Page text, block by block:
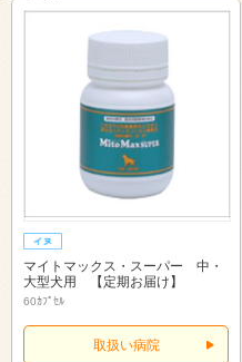
マイトマックス・スーパー 中・
大型犬用 【定期お届け】
60ｶﾌﾟｾﾙ
取扱い病院